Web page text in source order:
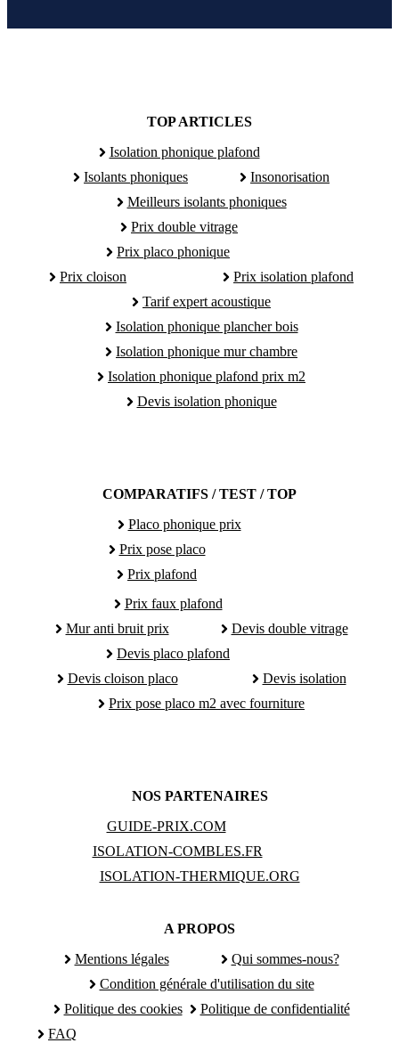
TOP ARTICLES
Isolation phonique plafond
Isolants phoniques
Insonorisation
Meilleurs isolants phoniques
Prix double vitrage
Prix placo phonique
Prix cloison
Prix isolation plafond
Tarif expert acoustique
Isolation phonique plancher bois
Isolation phonique mur chambre
Isolation phonique plafond prix m2
Devis isolation phonique
COMPARATIFS / TEST / TOP
Placo phonique prix
Prix pose placo
Prix plafond
Prix faux plafond
Mur anti bruit prix
Devis double vitrage
Devis placo plafond
Devis cloison placo
Devis isolation
Prix pose placo m2 avec fourniture
NOS PARTENAIRES
GUIDE-PRIX.COM
ISOLATION-COMBLES.FR
ISOLATION-THERMIQUE.ORG
A PROPOS
Mentions légales
Qui sommes-nous?
Condition générale d'utilisation du site
Politique des cookies
Politique de confidentialité
FAQ